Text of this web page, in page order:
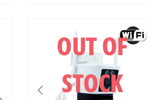
OUT OF
STOCK